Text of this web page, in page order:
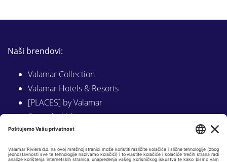
Naši brendovi:
Valamar Collection
Valamar Hotels & Resorts
[PLACES] by Valamar
Sunny by Valamar
Valamar Camping
Istraži na Valamar.com